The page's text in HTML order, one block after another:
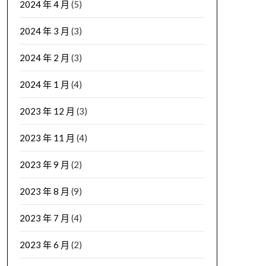
2024 年 4 月 (5)
2024 年 3 月 (3)
2024 年 2 月 (3)
2024 年 1 月 (4)
2023 年 12 月 (3)
2023 年 11 月 (4)
2023 年 9 月 (2)
2023 年 8 月 (9)
2023 年 7 月 (4)
2023 年 6 月 (2)